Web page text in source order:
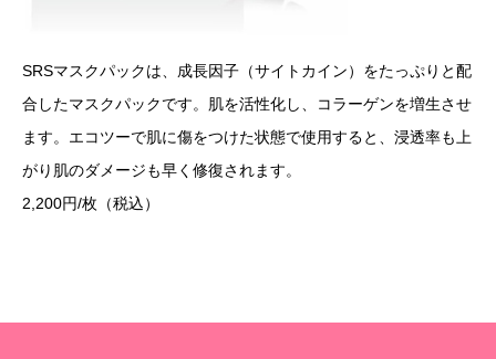
SRSマスクパックは、成長因子（サイトカイン）をたっぷりと配
合したマスクパックです。肌を活性化し、コラーゲンを増生させ
ます。エコツーで肌に傷をつけた状態で使用すると、浸透率も上
がり肌のダメージも早く修復されます。
2,200円/枚（税込）